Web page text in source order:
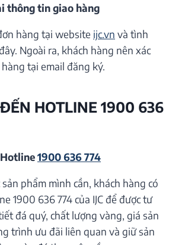
thông tin giao hàng
hàng tại website ijc.vn và tình
Ngoài ra, khách hàng nên xác
tại email đăng ký.
HOTLINE 1900 636
Hotline1900 636 774
phẩm mình cần, khách hàng có
1900 636 774 của IJC để được tư
đá quý, chất lượng vàng, giá sản
trình ưu đãi liên quan và giữ sản